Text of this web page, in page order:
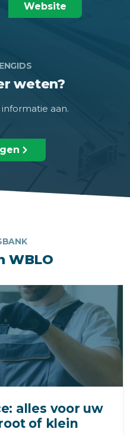
Website
weten?
aan.
WBLO
alles voor uw
of klein